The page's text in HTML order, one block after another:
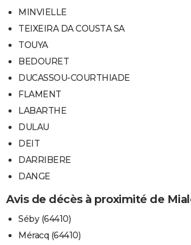
MINVIELLE
TEIXEIRA DA COUSTA SA
TOUYA
BEDOURET
DUCASSOU-COURTHIADE
FLAMENT
LABARTHE
DULAU
DEIT
DARRIBERE
DANGE
Avis de décès à proximité de
Séby (64410)
Méracq (64410)